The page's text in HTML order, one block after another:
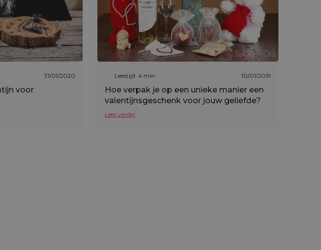
31/01/2020
voor
Leestijd: 4 min 10/01/2019
Hoe verpak je op een unieke manier een
valentijnsgeschenk voor jouw geliefde?
Lees verder